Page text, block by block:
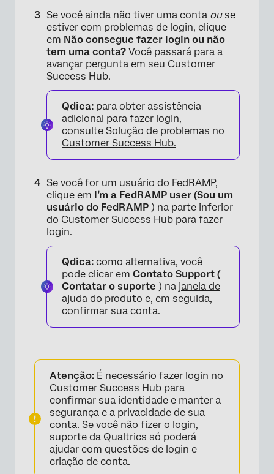
×
Se você ainda não tiver uma conta ouse
estiver com problemas de login, clique
em Não consegue fazer login ou não
tem uma conta? Você passará para a
avançar pergunta em seu Customer
Success Hub.
Qdica: para obter assistência
adicional para fazer login,
consulte Solução de problemas no
Customer Success Hub.
Se você for um usuário do FedRAMP,
clique em I’m a FedRAMP user (Sou um
usuário do FedRAMP ) na parte inferior
do Customer Success Hub para fazer
login.
Qdica: como alternativa, você
pode clicar em Contato Support (
Contatar o suporte ) na janela de
ajuda do produto e, em seguida,
confirmar sua conta.
Atenção: É necessário fazer login no
Customer Success Hub para
confirmar sua identidade e manter a
segurança e a privacidade de sua
conta. Se você não fizer o login,
suporte da Qualtrics só poderá
ajudar com questões de login e
criação de conta.